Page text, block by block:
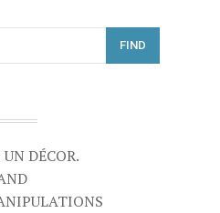
FIND
DÉCOR.